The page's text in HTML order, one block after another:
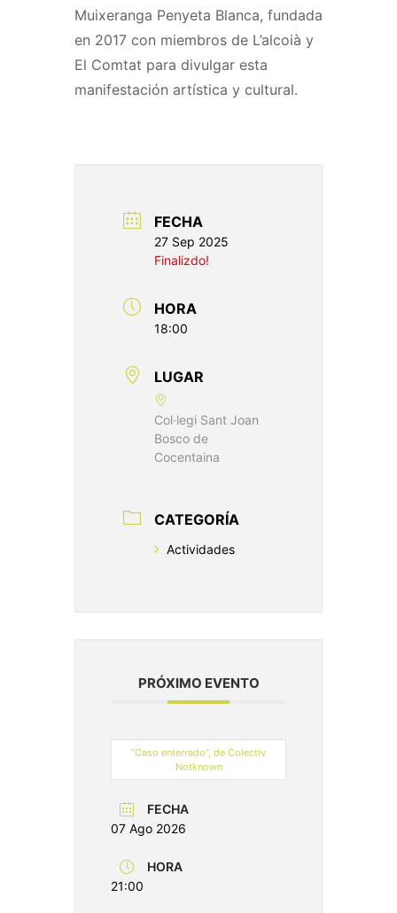
Muixeranga Penyeta Blanca, fundada
en 2017 con miembros de L’alcoià y
El Comtat para divulgar esta
manifestación artística y cultural.
FECHA
27 Sep 2025
Finalizdo!
HORA
18:00
LUGAR
Col·legi Sant Joan
Bosco de
Cocentaina
CATEGORÍA
Actividades
PRÓXIMO EVENTO
“Caso enterrado”, de Colectiv
Notknown
FECHA
07 Ago 2026
HORA
21:00